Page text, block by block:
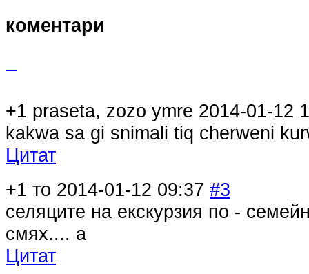
коментари
+1 praseta, zozo ymre 2014-01-12
kakwa sa gi snimali tiq cherweni
Цитат
+1 то 2014-01-12 09:37 #3
селяците на екскурзия по -
смях.... а
Цитат